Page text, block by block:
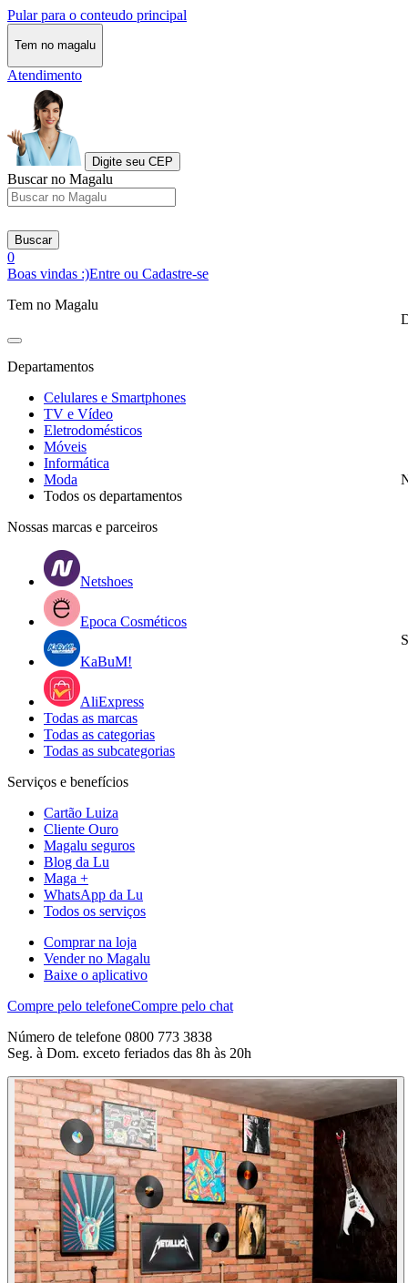
Pular para o conteudo principal
Tem no magalu
Atendimento
Digite seu CEP
Buscar no Magalu
Buscar
0
Boas vindas :)Entre ou Cadastre-se
Tem no Magalu
Departamentos
Celulares e Smartphones
TV e Vídeo
Eletrodomésticos
Móveis
Informática
Moda
Todos os departamentos
Nossas marcas e parceiros
Netshoes
Epoca Cosméticos
KaBuM!
AliExpress
Todas as marcas
Todas as categorias
Todas as subcategorias
Serviços e benefícios
Cartão Luiza
Cliente Ouro
Magalu seguros
Blog da Lu
Maga +
WhatsApp da Lu
Todos os serviços
Comprar na loja
Vender no Magalu
Baixe o aplicativo
Compre pelo telefoneCompre pelo chat
Número de telefone 0800 773 3838
Seg. à Dom. exceto feriados das 8h às 20h